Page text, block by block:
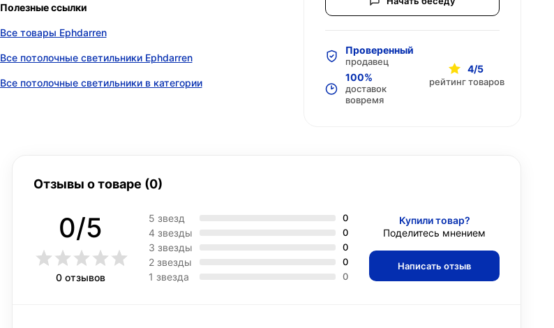
Полезные ссылки
Все товары Ephdarren
Все потолочные светильники Ephdarren
Все потолочные светильники в категории
Проверенный
продавец
100%
доставок
вовремя
4/5
рейтинг товаров
Отзывы о товаре (0)
0/5
0 отзывов
5 звезд 0
4 звезды 0
3 звезды 0
2 звезды 0
1 звезда 0
Купили товар?
Поделитесь мнением
Написать отзыв